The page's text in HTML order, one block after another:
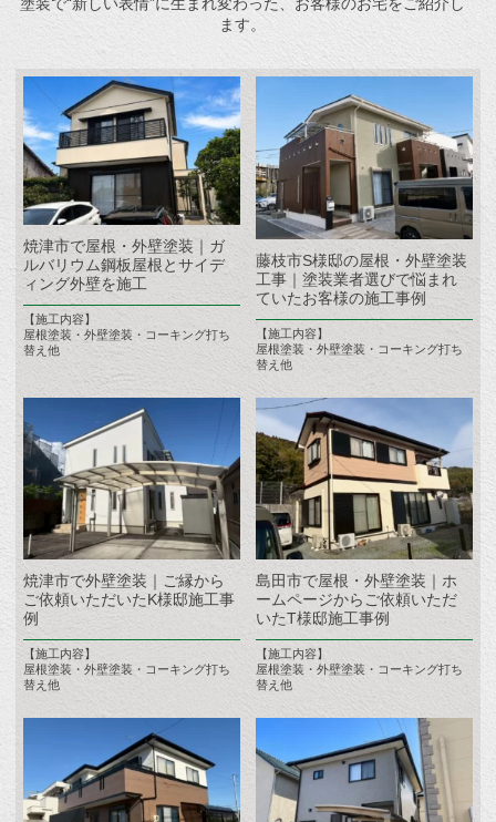
ます。
焼津市で屋根・外壁塗装｜ガ
ルバリウム鋼板屋根とサイデ
ィング外壁を施工
【施工内容】
屋根塗装・外壁塗装・コーキング打ち
替え他
藤枝市S様邸の屋根・外壁塗装
工事｜塗装業者選びで悩まれ
ていたお客様の施工事例
【施工内容】
屋根塗装・外壁塗装・コーキング打ち
替え他
焼津市で外壁塗装｜ご縁から
ご依頼いただいたK様邸施工事
例
【施工内容】
屋根塗装・外壁塗装・コーキング打ち
替え他
島田市で屋根・外壁塗装｜ホ
ームページからご依頼いただ
いたT様邸施工事例
【施工内容】
屋根塗装・外壁塗装・コーキング打ち
替え他